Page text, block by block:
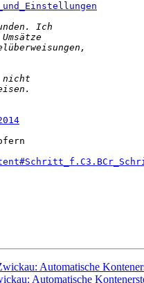
Automatische
Automatische